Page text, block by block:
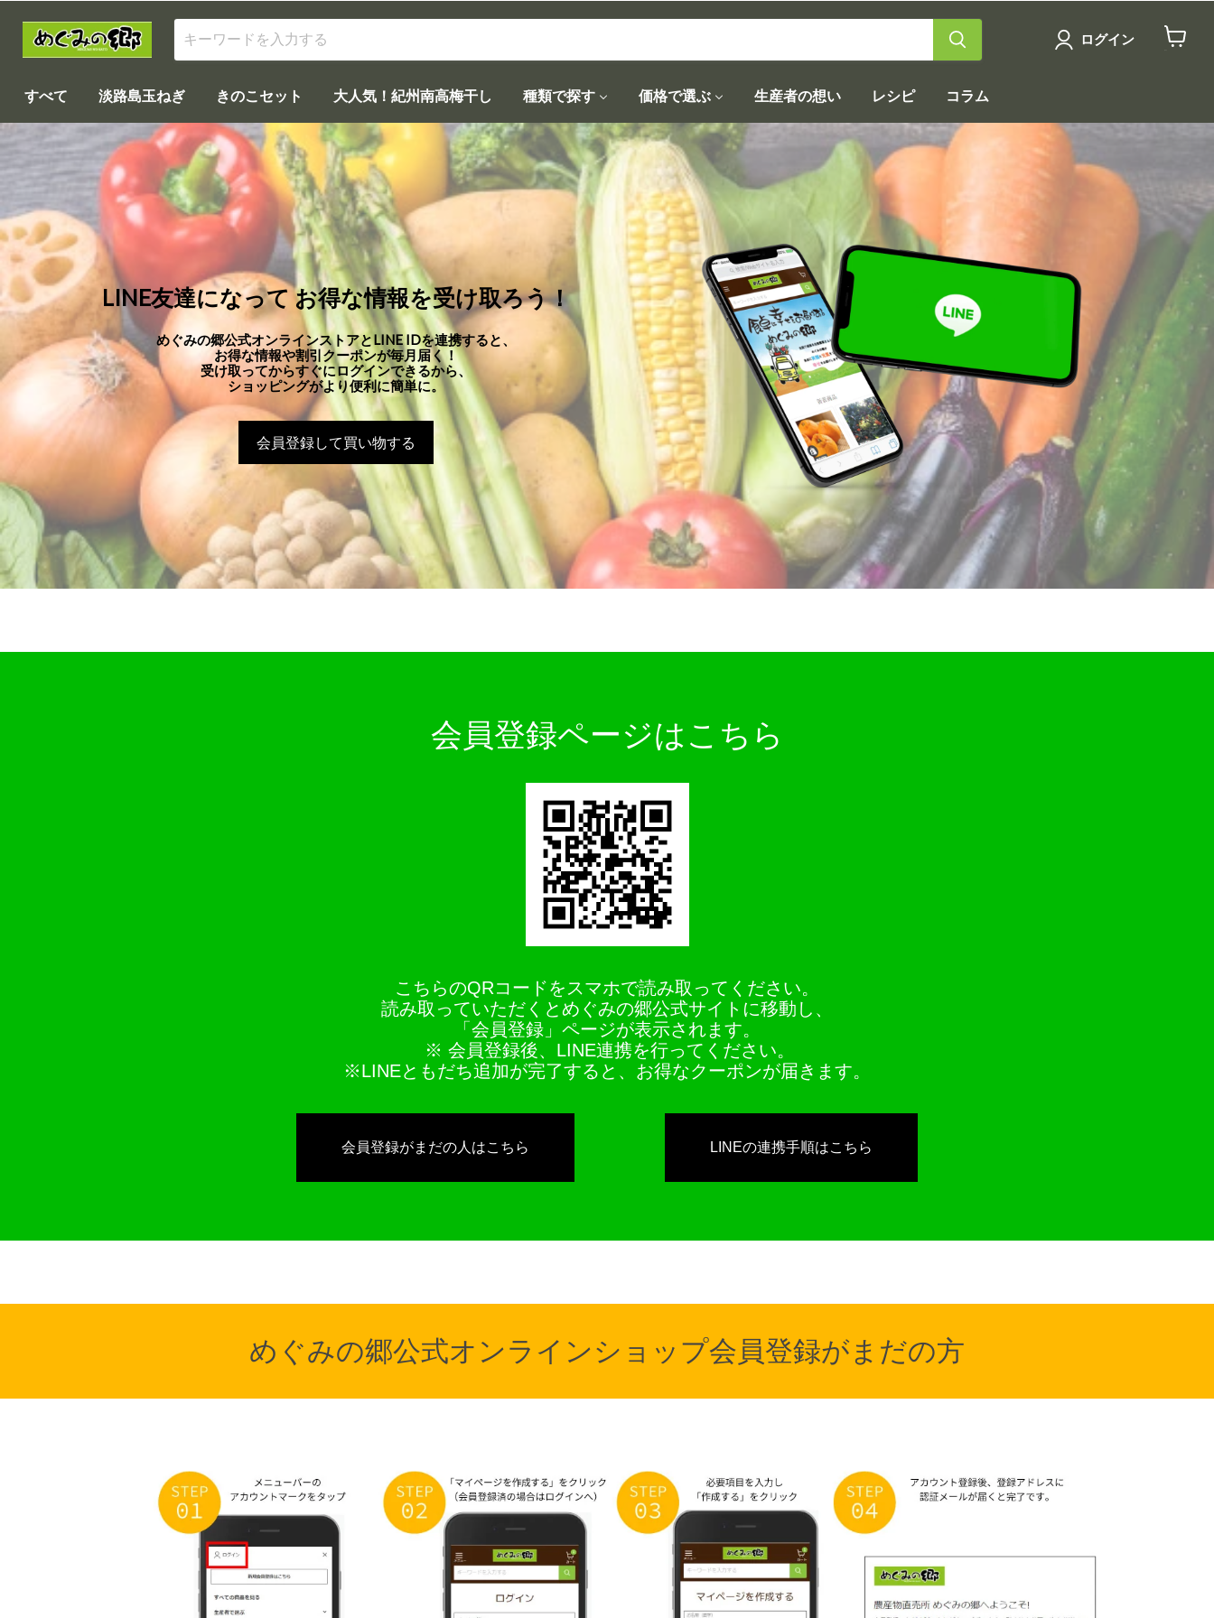
ログイン
すべて 淡路島玉ねぎ きのこセット 大人気！紀州南高梅干し 種類で探す 価格で選ぶ 生産者の想い レシピ コラム
LINE友達になって お得な情報を受け取ろう！
めぐみの郷公式オンラインストアとLINE IDを連携すると、
お得な情報や割引クーポンが毎月届く！
受け取ってからすぐにログインできるから、
ショッピングがより便利に簡単に。
会員登録して買い物する
会員登録ページはこちら
こちらのQRコードをスマホで読み取ってください。
読み取っていただくとめぐみの郷公式サイトに移動し、
「会員登録」ページが表示されます。
※ 会員登録後、LINE連携を行ってください。
※LINEともだち追加が完了すると、お得なクーポンが届きます。
会員登録がまだの人はこちら LINEの連携手順はこちら
めぐみの郷公式オンラインショップ会員登録がまだの方